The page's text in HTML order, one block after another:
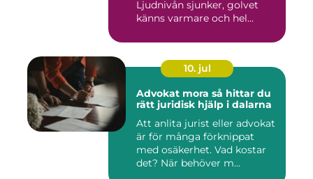
Ljudnivån sjunker, golvet
känns varmare och hel...
10. jul
Advokat mora så hittar du
rätt juridisk hjälp i dalarna
Att anlita jurist eller advokat
är för många förknippat
med osäkerhet. Vad kostar
det? När behöver m...